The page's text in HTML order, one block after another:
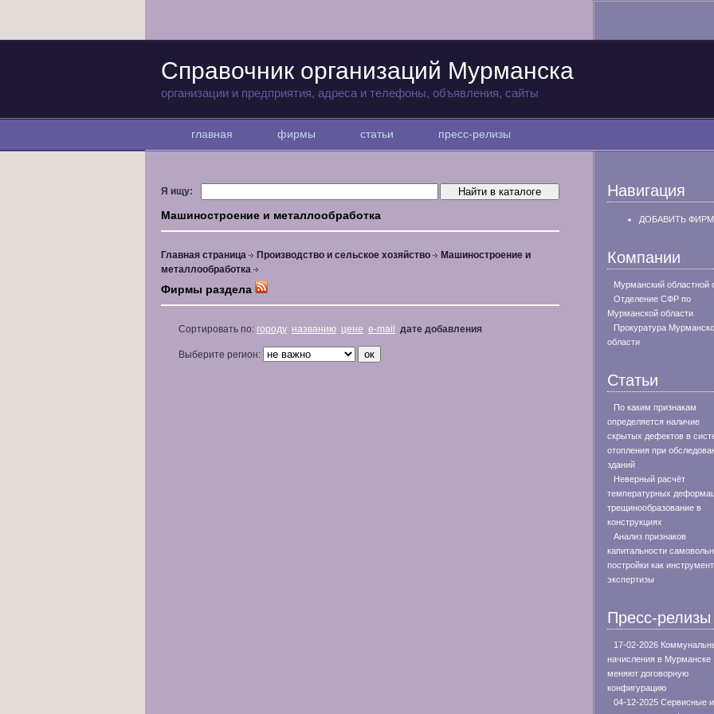
Справочник организаций Мурманска
организации и предприятия, адреса и телефоны, объявления, сайты
главная фирмы статьи пресс-релизы
Я ищу:
Машиностроение и металлообработка
Главная страница Производство и сельское хозяйство
Машиностроение и
металлообработка
Фирмы раздела
Сортировать по: городу названию цене e-mail дате добавления
Выберите регион:
Навигация
ДОБАВИТЬ
Компании
Мурманский областной
Отделение СФР по
Мурманской области
Прокуратура
области
Статьи
По каким признакам
определяется наличие
скрытых дефектов в
отопления при
зданий
Неверный расчёт
температурных
трещинообразование в
конструкциях
Анализ признаков
капитальности
постройки как инструмент
экспертизы
Пресс-релизы
17-02-2026
начисления в Мурманске
меняют договорную
конфигурацию
04-12-2025 Сервисные и